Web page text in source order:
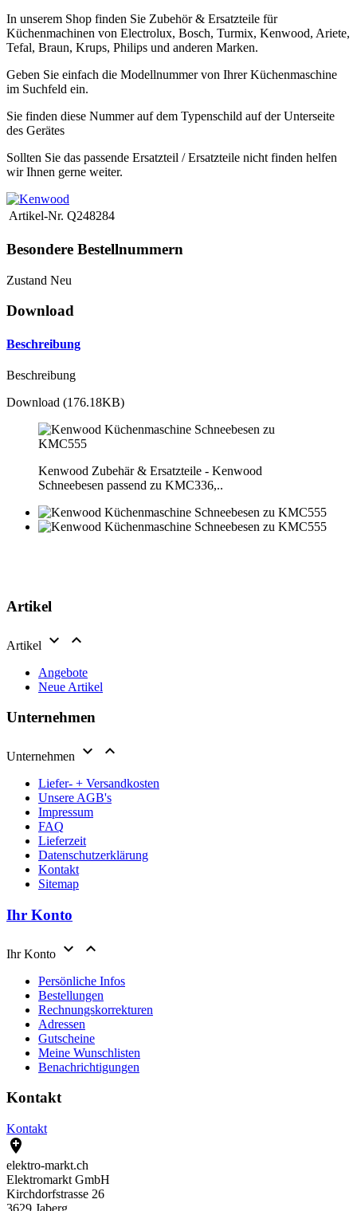
In unserem Shop finden Sie Zubehör & Ersatzteile für
Küchenmachinen von Electrolux, Bosch, Turmix, Kenwood, Ariete,
Tefal, Braun, Krups, Philips und anderen Marken.
Geben Sie einfach die Modellnummer von Ihrer Küchenmaschine
im Suchfeld ein.
Sie finden diese Nummer auf dem Typenschild auf der Unterseite
des Gerätes
Sollten Sie das passende Ersatzteil / Ersatzteile nicht finden helfen
wir Ihnen gerne weiter.
Artikel-Nr. Q248284
Besondere Bestellnummern
Zustand Neu
Download
Beschreibung
Beschreibung
Download (176.18KB)
Kenwood Zubehär & Ersatzteile - Kenwood
Schneebesen passend zu KMC336,..
Artikel
Artikel  
Angebote
Neue Artikel
Unternehmen
Unternehmen  
Liefer- + Versandkosten
Unsere AGB's
Impressum
FAQ
Lieferzeit
Datenschutzerklärung
Kontakt
Sitemap
Ihr Konto
Ihr Konto  
Persönliche Infos
Bestellungen
Rechnungskorrekturen
Adressen
Gutscheine
Meine Wunschlisten
Benachrichtigungen
Kontakt
Kontakt

elektro-markt.ch
Elektromarkt GmbH
Kirchdorfstrasse 26
3629 Jaberg